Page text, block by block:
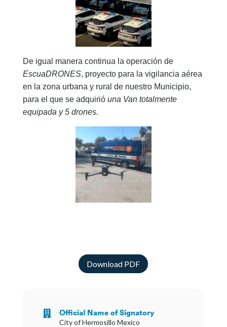
De igual manera continua la operación de
EscuaDRONES, proyecto para la vigilancia aérea
en la zona urbana y rural de nuestro Municipio,
para el que se adquirió una Van totalmente
equipada y 5 drones.
Download PDF
 Official Name of Signatory
City of Hermosillo Mexico